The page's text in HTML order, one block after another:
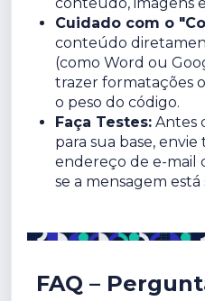
Cuidado com o
conteúdo
(como Word ou
trazer formatações
o peso do código.
Faça Testes: Antes
para sua base,
endereço de e-mail
se a mensagem
FAQ –